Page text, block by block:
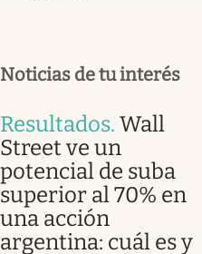
Noticias de tu interés
Resultados. Wall
Street ve un
potencial de suba
superior al 70% en
una acción
argentina: cuál es y